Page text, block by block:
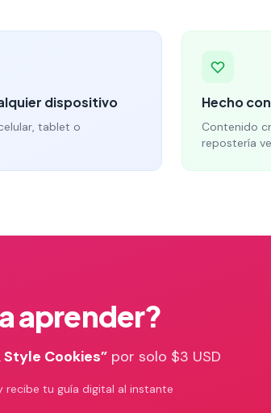
dispositivo
tablet o
Hecho
Contenido
repostería
aprender?
Style Cookies” por solo $3 USD
recibe tu guía digital al instante